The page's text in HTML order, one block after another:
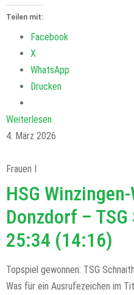
Teilen mit:
Facebook
X
WhatsApp
Drucken
Weiterlesen
4. März 2026
Frauen I
HSG
Donzdorf –
25:34 (14:16)
Topspiel gewonnen: TSG
Was für ein Ausrufezeichen im